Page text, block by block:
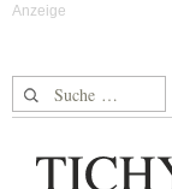
Suche nach: